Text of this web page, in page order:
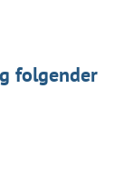
folgender